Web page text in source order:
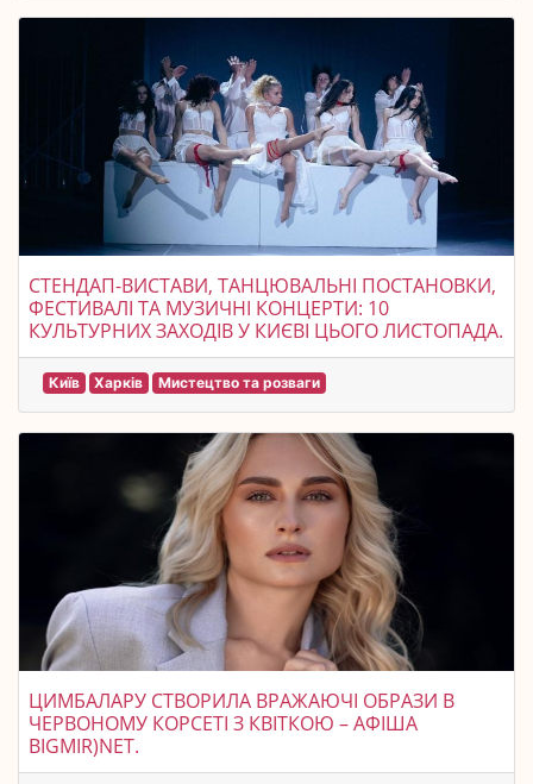
СТЕНДАП-ВИСТАВИ, ТАНЦЮВАЛЬНІ ПОСТАНОВКИ,
ФЕСТИВАЛІ ТА МУЗИЧНІ КОНЦЕРТИ: 10
КУЛЬТУРНИХ ЗАХОДІВ У КИЄВІ ЦЬОГО ЛИСТОПАДА.
Київ Харків Мистецтво та розваги
ЦИМБАЛАРУ СТВОРИЛА ВРАЖАЮЧІ ОБРАЗИ В
ЧЕРВОНОМУ КОРСЕТІ З КВІТКОЮ – АФІША
BIGMIR)NET.